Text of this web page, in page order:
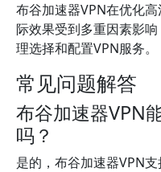
布谷加速器VPN在优化
际效果受到多重因素影
理选择和配置VPN服务。
常见问题解答
布谷加速器VPN
吗？
是的，布谷加速器VPN